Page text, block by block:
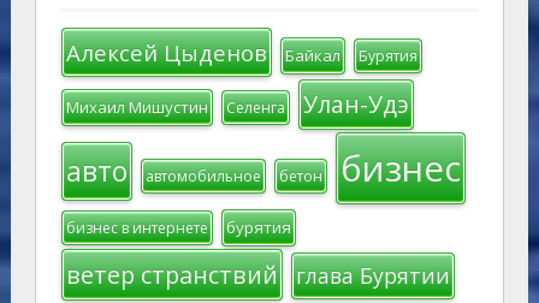
Алексей Цыденов Байкал Бурятия
Михаил Мишустин Селенга Улан-Удэ
авто автомобильное бетон бизнес
бизнес в интернете бурятия
ветер странствий глава Бурятии